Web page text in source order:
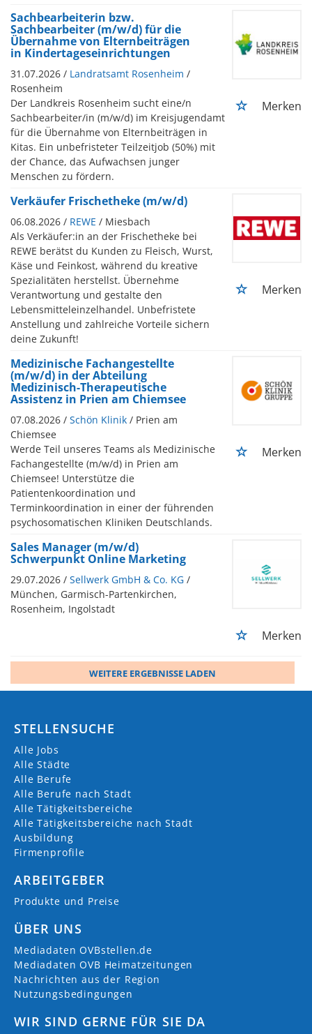
Sachbearbeiterin bzw.
Sachbearbeiter (m/w/d) für die
Übernahme von Elternbeiträgen
in Kindertageseinrichtungen
31.07.2026 / Landratsamt Rosenheim /
Rosenheim
Der Landkreis Rosenheim sucht eine/n
Sachbearbeiter/in (m/w/d) im Kreisjugendamt
für die Übernahme von Elternbeiträgen in
Kitas. Ein unbefristeter Teilzeitjob (50%) mit
der Chance, das Aufwachsen junger
Menschen zu fördern.
Merken
Verkäufer Frischetheke (m/w/d)
06.08.2026 / REWE / Miesbach
Als Verkäufer:in an der Frischetheke bei
REWE berätst du Kunden zu Fleisch, Wurst,
Käse und Feinkost, während du kreative
Spezialitäten herstellst. Übernehme
Verantwortung und gestalte den
Lebensmitteleinzelhandel. Unbefristete
Anstellung und zahlreiche Vorteile sichern
deine Zukunft!
Merken
Medizinische Fachangestellte
(m/w/d) in der Abteilung
Medizinisch-Therapeutische
Assistenz in Prien am Chiemsee
07.08.2026 / Schön Klinik / Prien am
Chiemsee
Werde Teil unseres Teams als Medizinische
Fachangestellte (m/w/d) in Prien am
Chiemsee! Unterstütze die
Patientenkoordination und
Terminkoordination in einer der führenden
psychosomatischen Kliniken Deutschlands.
Merken
Sales Manager (m/w/d)
Schwerpunkt Online Marketing
29.07.2026 / Sellwerk GmbH & Co. KG /
München, Garmisch-Partenkirchen,
Rosenheim, Ingolstadt
Merken
WEITERE ERGEBNISSE LADEN
STELLENSUCHE
Alle Jobs
Alle Städte
Alle Berufe
Alle Berufe nach Stadt
Alle Tätigkeitsbereiche
Alle Tätigkeitsbereiche nach Stadt
Ausbildung
Firmenprofile
ARBEITGEBER
Produkte und Preise
ÜBER UNS
Mediadaten OVBstellen.de
Mediadaten OVB Heimatzeitungen
Nachrichten aus der Region
Nutzungsbedingungen
WIR SIND GERNE FÜR SIE DA